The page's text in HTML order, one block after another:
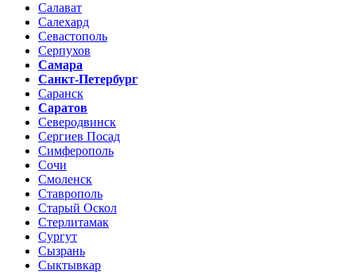
Салават
Салехард
Севастополь
Серпухов
Самара
Санкт-Петербург
Саранск
Саратов
Северодвинск
Сергиев Посад
Симферополь
Сочи
Смоленск
Ставрополь
Старый Оскол
Стерлитамак
Сургут
Сызрань
Сыктывкар